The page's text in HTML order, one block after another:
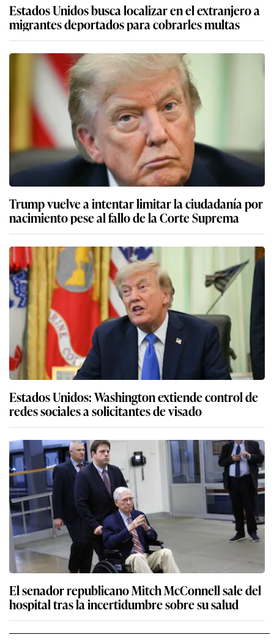
Estados Unidos busca localizar en el extranjero a
migrantes deportados para cobrarles multas
Trump vuelve a intentar limitar la ciudadanía por
nacimiento pese al fallo de la Corte Suprema
Estados Unidos: Washington extiende control de
redes sociales a solicitantes de visado
El senador republicano Mitch McConnell sale del
hospital tras la incertidumbre sobre su salud